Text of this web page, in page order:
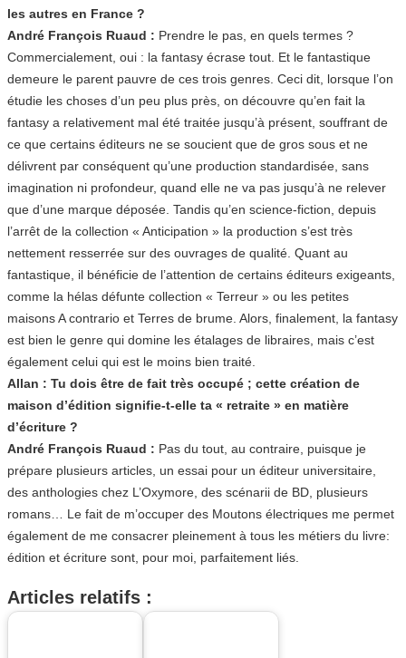
les autres en France ?
André François Ruaud : Prendre le pas, en quels termes ?
Commercialement, oui : la fantasy écrase tout. Et le fantastique
demeure le parent pauvre de ces trois genres. Ceci dit, lorsque l’on
étudie les choses d’un peu plus près, on découvre qu’en fait la
fantasy a relativement mal été traitée jusqu’à présent, souffrant de
ce que certains éditeurs ne se soucient que de gros sous et ne
délivrent par conséquent qu’une production standardisée, sans
imagination ni profondeur, quand elle ne va pas jusqu’à ne relever
que d’une marque déposée. Tandis qu’en science-fiction, depuis
l’arrêt de la collection « Anticipation » la production s’est très
nettement resserrée sur des ouvrages de qualité. Quant au
fantastique, il bénéficie de l’attention de certains éditeurs exigeants,
comme la hélas défunte collection « Terreur » ou les petites
maisons A contrario et Terres de brume. Alors, finalement, la fantasy
est bien le genre qui domine les étalages de libraires, mais c’est
également celui qui est le moins bien traité.
Allan : Tu dois être de fait très occupé ; cette création de
maison d’édition signifie-t-elle ta « retraite » en matière
d’écriture ?
André François Ruaud : Pas du tout, au contraire, puisque je
prépare plusieurs articles, un essai pour un éditeur universitaire,
des anthologies chez L’Oxymore, des scénarii de BD, plusieurs
romans… Le fait de m’occuper des Moutons électriques me permet
également de me consacrer pleinement à tous les métiers du livre:
édition et écriture sont, pour moi, parfaitement liés.
Articles relatifs :